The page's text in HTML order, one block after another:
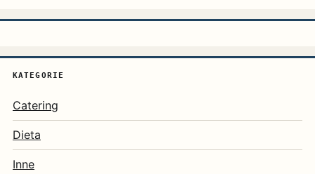
KATEGORIE
Catering
Dieta
Inne